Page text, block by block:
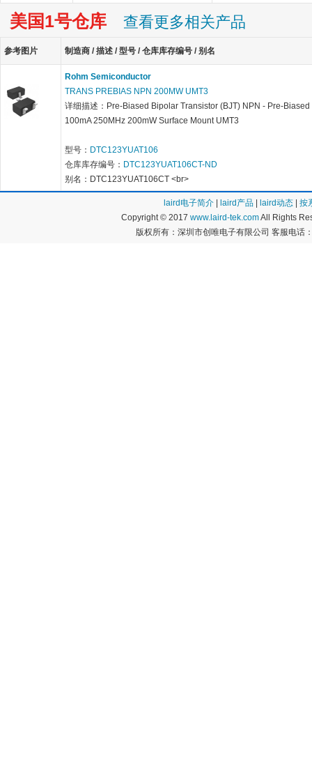
美国1号仓库 查看更多相关产品
参考图片 制造商 / 描述 / 型号 / 仓库库存编号 / 别名
Rohm Semiconductor
TRANS PREBIAS NPN 200MW UMT3
详细描述：Pre-Biased Bipolar Transistor (BJT) NPN - Pre-Biased
100mA 250MHz 200mW Surface Mount UMT3
型号： DTC123YUAT106
仓库库存编号： DTC123YUAT106CT-ND
别名：DTC123YUAT106CT <br>
laird电子简介 laird产品 laird动态
按
Copyright © 2017 www.laird-tek.comAll Rights
版权所有：深圳市创唯电子有限公司 客服电话